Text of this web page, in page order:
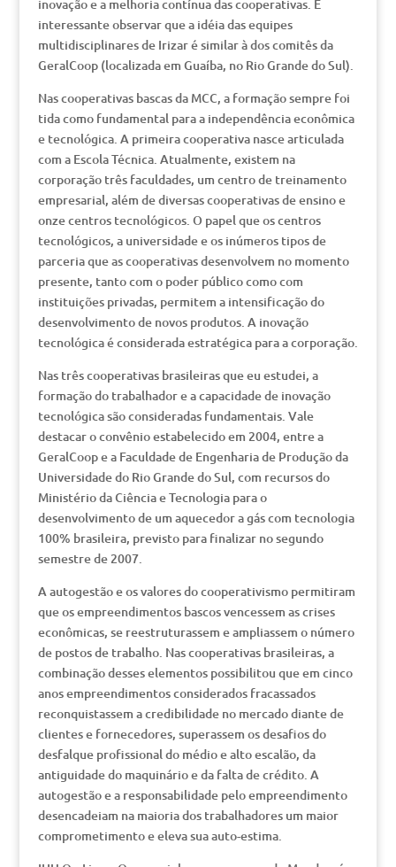
inovação e a melhoria contínua das cooperativas. É
interessante observar que a idéia das equipes
multidisciplinares de Irizar é similar à dos comitês da
GeralCoop (localizada em Guaíba, no Rio Grande do Sul).
Nas cooperativas bascas da MCC, a formação sempre foi
tida como fundamental para a independência econômica
e tecnológica. A primeira cooperativa nasce articulada
com a Escola Técnica. Atualmente, existem na
corporação três faculdades, um centro de treinamento
empresarial, além de diversas cooperativas de ensino e
onze centros tecnológicos. O papel que os centros
tecnológicos, a universidade e os inúmeros tipos de
parceria que as cooperativas desenvolvem no momento
presente, tanto com o poder público como com
instituições privadas, permitem a intensificação do
desenvolvimento de novos produtos. A inovação
tecnológica é considerada estratégica para a corporação.
Nas três cooperativas brasileiras que eu estudei, a
formação do trabalhador e a capacidade de inovação
tecnológica são consideradas fundamentais. Vale
destacar o convênio estabelecido em 2004, entre a
GeralCoop e a Faculdade de Engenharia de Produção da
Universidade do Rio Grande do Sul, com recursos do
Ministério da Ciência e Tecnologia para o
desenvolvimento de um aquecedor a gás com tecnologia
100% brasileira, previsto para finalizar no segundo
semestre de 2007.
A autogestão e os valores do cooperativismo permitiram
que os empreendimentos bascos vencessem as crises
econômicas, se reestruturassem e ampliassem o número
de postos de trabalho. Nas cooperativas brasileiras, a
combinação desses elementos possibilitou que em cinco
anos empreendimentos considerados fracassados
reconquistassem a credibilidade no mercado diante de
clientes e fornecedores, superassem os desafios do
desfalque profissional do médio e alto escalão, da
antiguidade do maquinário e da falta de crédito. A
autogestão e a responsabilidade pelo empreendimento
desencadeiam na maioria dos trabalhadores um maior
comprometimento e eleva sua auto-estima.